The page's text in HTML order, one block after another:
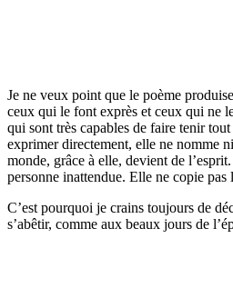
Je ne veux point que le poème
ceux qui le font exprès et ceux qui ne
qui sont très capables de faire tenir
exprimer directement, elle ne nomme
monde, grâce à elle, devient de
personne inattendue. Elle ne copie pas
C’est pourquoi je crains toujours de
s’abêtir, comme aux beaux jours de